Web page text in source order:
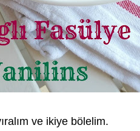
ve ikiye bölelim.